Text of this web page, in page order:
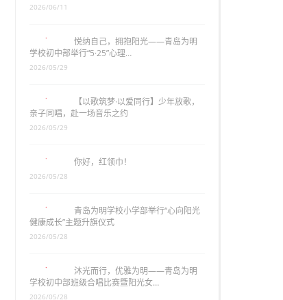
2026/06/11
悦纳自己，拥抱阳光——青岛为明
学校初中部举行“5·25”心理…
2026/05/29
【以歌筑梦·以爱同行】少年放歌，
亲子同唱，赴一场音乐之约
2026/05/29
你好，红领巾！
2026/05/28
青岛为明学校小学部举行“心向阳光
健康成长”主题升旗仪式
2026/05/28
沐光而行，优雅为明——青岛为明
学校初中部班级合唱比赛暨阳光女…
2026/05/28